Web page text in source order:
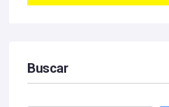
Buscar